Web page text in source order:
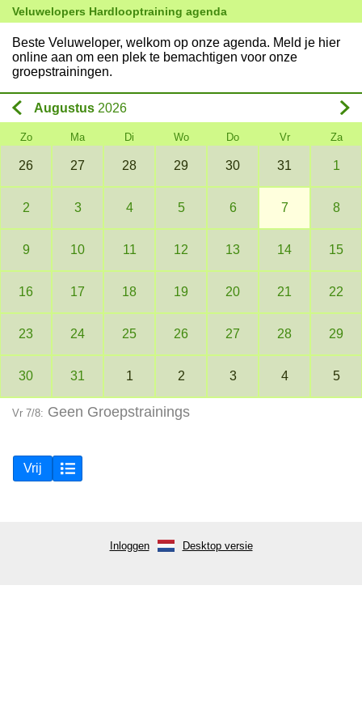
Veluwelopers Hardlooptraining agenda
Beste Veluweloper, welkom op onze agenda. Meld je hier
online aan om een plek te bemachtigen voor onze
groepstrainingen.
Augustus 2026
Zo Ma Di Wo Do Vr Za
26 27 28 29 30 31 1
2 3 4 5 6 7 8
9 10 11 12 13 14 15
16 17 18 19 20 21 22
23 24 25 26 27 28 29
30 31 1 2 3 4 5
Vr 7/8: Geen Groepstrainings
Vrij
Inloggen Desktop versie